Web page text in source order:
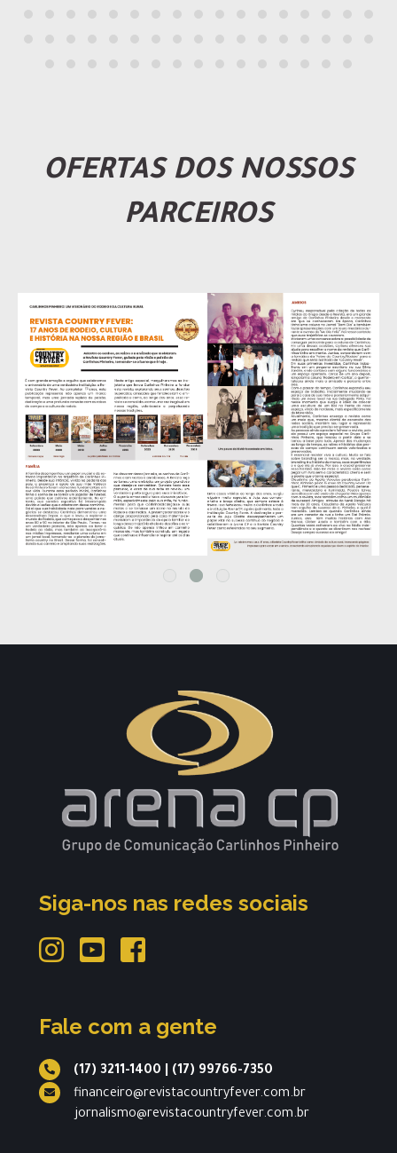
OFERTAS DOS NOSSOS
PARCEIROS
Siga-nos nas redes sociais
Fale com a gente
(17) 3211-1400
(17) 99766-7350
financeiro@revistacountryfever.com.br
jornalismo@revistacountryfever.com.br